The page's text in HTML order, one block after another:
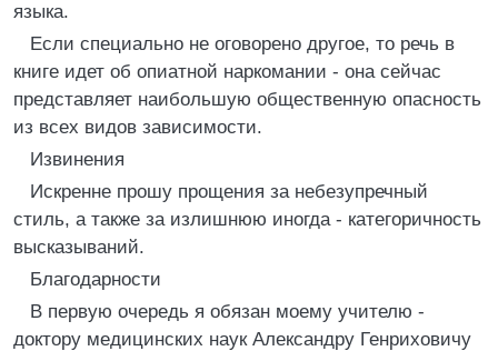
языка.
Если специально не оговорено другое, то речь в
книге идет об опиатной наркомании - она сейчас
представляет наибольшую общественную опасность
из всех видов зависимости.
Извинения
Искренне прошу прощения за небезупречный
стиль, а также за излишнюю иногда - категоричность
высказываний.
Благодарности
В первую очередь я обязан моему учителю -
доктору медицинских наук Александру Генриховичу